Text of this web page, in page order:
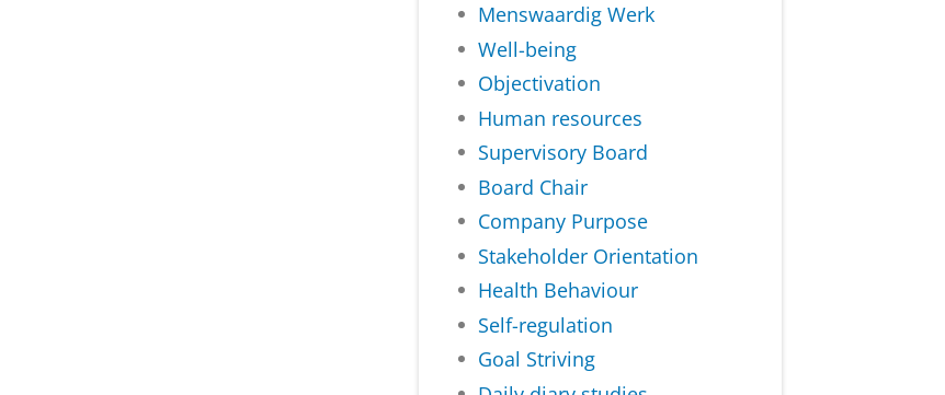
Menswaardig Werk
Well-being
Objectivation
Human resources
Supervisory Board
Board Chair
Company Purpose
Stakeholder Orientation
Health Behaviour
Self-regulation
Goal Striving